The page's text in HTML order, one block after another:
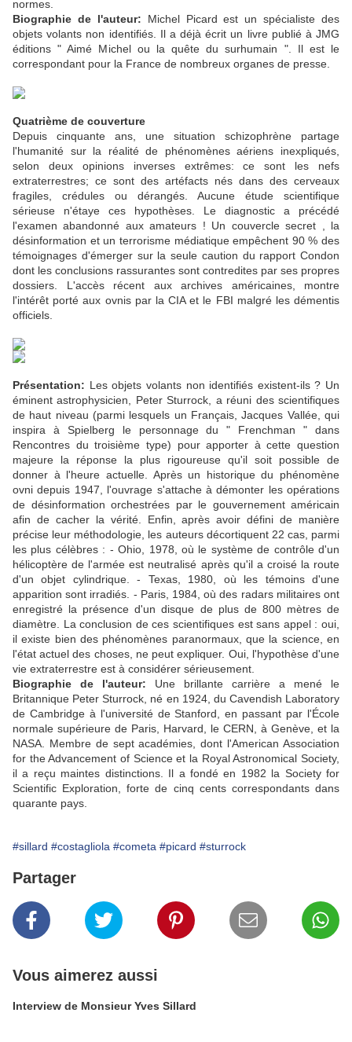
normes.
Biographie de l'auteur: Michel Picard est un spécialiste des
objets volants non identifiés. Il a déjà écrit un livre publié à JMG
éditions " Aimé Michel ou la quête du surhumain ". Il est le
correspondant pour la France de nombreux organes de presse.
Quatrième de couverture
Depuis cinquante ans, une situation schizophrène partage
l'humanité sur la réalité de phénomènes aériens inexpliqués,
selon deux opinions inverses extrêmes: ce sont les nefs
extraterrestres; ce sont des artéfacts nés dans des cerveaux
fragiles, crédules ou dérangés. Aucune étude scientifique
sérieuse n'étaye ces hypothèses. Le diagnostic a précédé
l'examen abandonné aux amateurs ! Un couvercle secret , la
désinformation et un terrorisme médiatique empêchent 90 % des
témoignages d'émerger sur la seule caution du rapport Condon
dont les conclusions rassurantes sont contredites par ses propres
dossiers. L'accès récent aux archives américaines, montre
l'intérêt porté aux ovnis par la CIA et le FBI malgré les démentis
officiels.
Présentation: Les objets volants non identifiés existent-ils ? Un
éminent astrophysicien, Peter Sturrock, a réuni des scientifiques
de haut niveau (parmi lesquels un Français, Jacques Vallée, qui
inspira à Spielberg le personnage du " Frenchman " dans
Rencontres du troisième type) pour apporter à cette question
majeure la réponse la plus rigoureuse qu'il soit possible de
donner à l'heure actuelle. Après un historique du phénomène
ovni depuis 1947, l'ouvrage s'attache à démonter les opérations
de désinformation orchestrées par le gouvernement américain
afin de cacher la vérité. Enfin, après avoir défini de manière
précise leur méthodologie, les auteurs décortiquent 22 cas, parmi
les plus célèbres : - Ohio, 1978, où le système de contrôle d'un
hélicoptère de l'armée est neutralisé après qu'il a croisé la route
d'un objet cylindrique. - Texas, 1980, où les témoins d'une
apparition sont irradiés. - Paris, 1984, où des radars militaires ont
enregistré la présence d'un disque de plus de 800 mètres de
diamètre. La conclusion de ces scientifiques est sans appel : oui,
il existe bien des phénomènes paranormaux, que la science, en
l'état actuel des choses, ne peut expliquer. Oui, l'hypothèse d'une
vie extraterrestre est à considérer sérieusement.
Biographie de l'auteur: Une brillante carrière a mené le
Britannique Peter Sturrock, né en 1924, du Cavendish Laboratory
de Cambridge à l'université de Stanford, en passant par l'École
normale supérieure de Paris, Harvard, le CERN, à Genève, et la
NASA. Membre de sept académies, dont l'American Association
for the Advancement of Science et la Royal Astronomical Society,
il a reçu maintes distinctions. Il a fondé en 1982 la Society for
Scientific Exploration, forte de cinq cents correspondants dans
quarante pays.
#sillard #costagliola #cometa #picard #sturrock
Partager
Vous aimerez aussi
Interview de Monsieur Yves Sillard